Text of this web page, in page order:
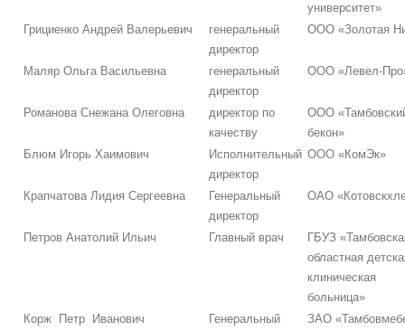
университет»
Грициенко Андрей Валерьевич
генеральный
директор
ООО «Золотая
Маляр Ольга Васильевна
генеральный
директор
ООО «Левел-
Романова Снежана Олеговна
директор по
качеству
ООО
бекон»
Блюм Игорь Хаимович
Исполнительный
директор
ООО «КомЭк»
Крапчатова Лидия Сергеевна
Генеральный
директор
ОАО
Петров Анатолий Ильич Главный врач
ГБУЗ
областная
клиническая
больница»
Корж Петр Иванович
Генеральный
ЗАО